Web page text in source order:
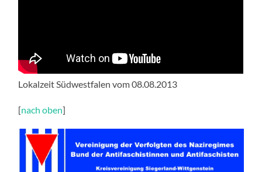
Lokalzeit Südwestfalen vom 08.08.2013
[nach oben]